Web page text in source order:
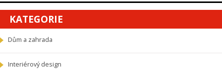
KATEGORIE
Dům a zahrada
Interiérový design